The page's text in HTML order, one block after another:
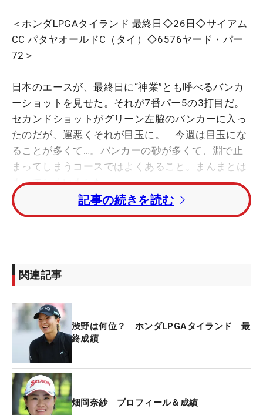
＜ホンダLPGAタイランド 最終日◇26日◇サイアム
CC パタヤオールドC（タイ）◇6576ヤード・パー
72＞
日本のエースが、最終日に“神業”とも呼べるバンカ
ーショットを見せた。それが7番パー5の3打目だ。
セカンドショットがグリーン左脇のバンカーに入っ
たのだが、運悪くそれが目玉に。「今週は目玉にな
ることが多くて…。バンカーの砂が多くて、淵で止
まってしまうコースではよくあること。まんまとは
まってしまいました」。
とは言っても、あきらめたわけではない。クラブを
切られている状況。そこで畑岡は、ピン後方の斜面
にボールを当てると、傾斜で下らせて1.5メートルま
で、拍手を引き出す。
しかし今週はパットが一筋ずれる場面も多く、続く
バーディパットは外れてしまう。「タッチが弱い
分、芝目にもっていかれて、あの距離でも外れてし
まう」。2つ伸ばしたものの、重いグリーンに最後
まで手を焼き、トータル11アンダーの23位に終わっ
記事の続きを読む
関連記事
渋野は何位？ ホンダLPGAタイランド 最
終成績
畑岡奈紗 プロフィール＆成績